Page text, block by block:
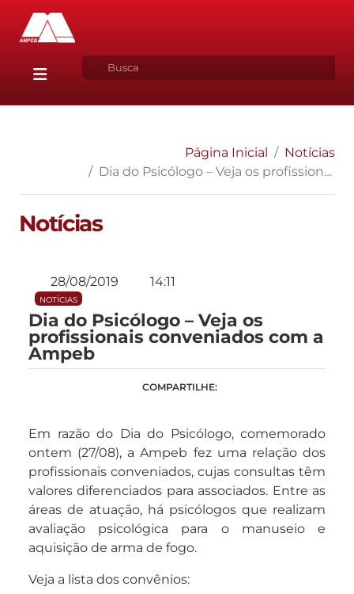
Página Inicial
Notícias
Dia do Psicólogo – Veja os profissionais conveniados com a Ampeb
Notícias
28/08/2019 14:11
NOTÍCIAS
Dia do Psicólogo – Veja os
profissionais conveniados com a
Ampeb
COMPARTILHE:
Em razão do Dia do Psicólogo, comemorado
ontem (27/08), a Ampeb fez uma relação dos
profissionais conveniados, cujas consultas têm
valores diferenciados para associados. Entre as
áreas de atuação, há psicólogos que realizam
avaliação psicológica para o manuseio e
aquisição de arma de fogo.
Veja a lista dos convênios: